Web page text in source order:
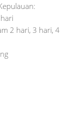
2 hari, 3 hari, 4